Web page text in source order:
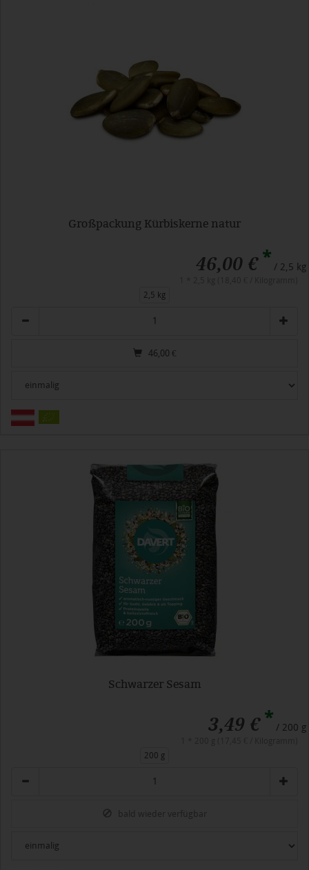
Großpackung Kürbiskerne natur
46,00 €* / 2,5 kg
2,5 kg
46,00 €
Schwarzer Sesam
3,49 €* / 200 g
200 g
bald wieder verfügbar